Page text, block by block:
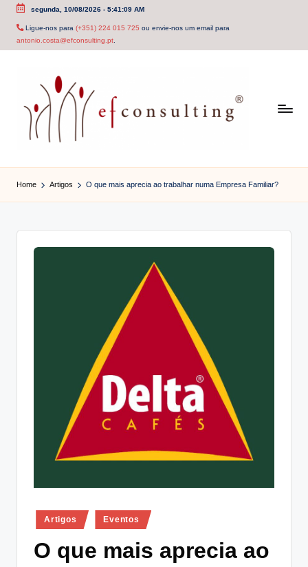
Skip
segunda, 10/08/2026- 5:41:09 AM
Ligue-nos para (+351) 224 015 725 ou envie-nos um email para
antonio.costa@efconsulting.pt.
f
c
o
Home Artigos O que mais aprecia ao trabalhar numa Empresa Familiar?
Posted
in
Artigos Eventos
O que mais aprecia ao